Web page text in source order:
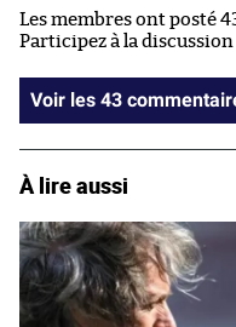
Les membres ont posté
Participez à la discussion
Voir les 43
À lire aussi